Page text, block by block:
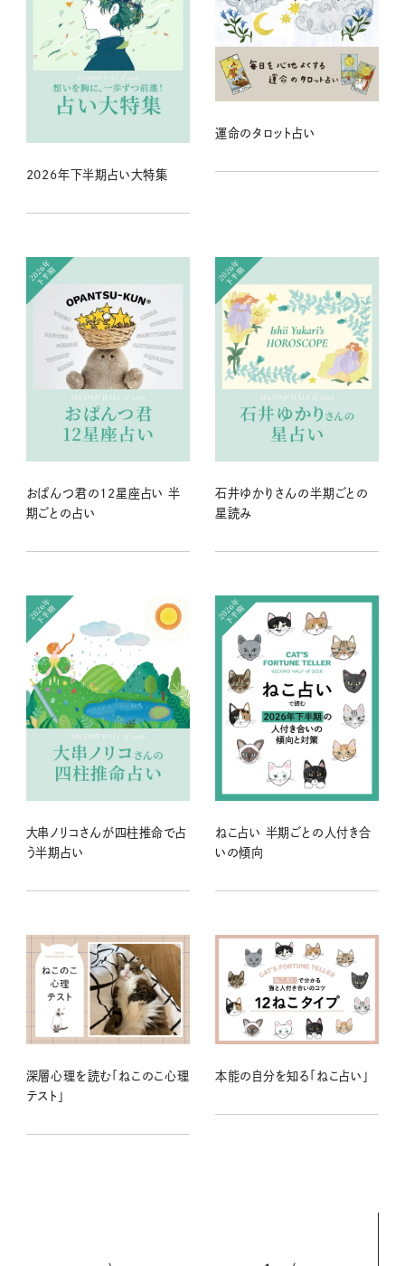
2026年下半期占い大特集
運命のタロット占い
おぱんつ君の12星座占い 半
期ごとの占い
石井ゆかりさんの半期ごとの
星読み
大串ノリコさんが四柱推命で占
う半期占い
ねこ占い 半期ごとの人付き合
いの傾向
深層心理を読む「ねこのこ心理
テスト」
本能の自分を知る「ねこ占い」